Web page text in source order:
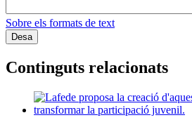
Sobre els formats de text
Continguts relacionats